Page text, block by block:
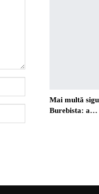
Mai multă
Burebista: a…